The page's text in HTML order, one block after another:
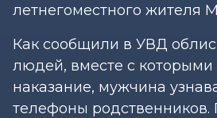
летнегоместного жителя
Как сообщили в УВД
людей, вместе с которыми
наказание, мужчина
телефоны родственников.